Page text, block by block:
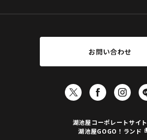
お問い合わせ
湖池屋コーポレートサイト
湖池屋GOGO！ランド